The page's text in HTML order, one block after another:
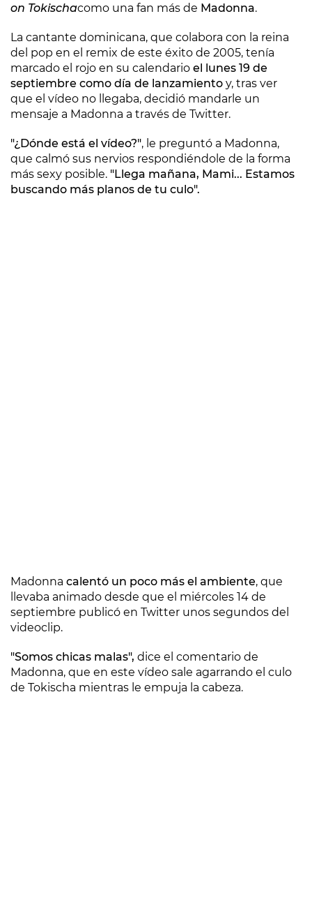
on Tokischacomo una fan más de Madonna.
La cantante dominicana, que colabora con la reina
del pop en el remix de este éxito de 2005, tenía
marcado el rojo en su calendario el lunes 19 de
septiembre como día de lanzamiento y, tras ver
que el vídeo no llegaba, decidió mandarle un
mensaje a Madonna a través de Twitter.
"¿Dónde está el vídeo?", le preguntó a Madonna,
que calmó sus nervios respondiéndole de la forma
más sexy posible. "Llega mañana, Mami... Estamos
buscando más planos de tu culo".
Madonna calentó un poco más el ambiente, que
llevaba animado desde que el miércoles 14 de
septiembre publicó en Twitter unos segundos del
videoclip.
"Somos chicas malas", dice el comentario de
Madonna, que en este vídeo sale agarrando el culo
de Tokischa mientras le empuja la cabeza.